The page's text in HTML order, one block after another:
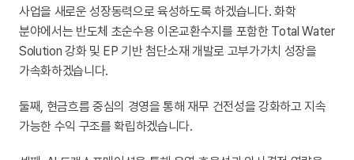
사업을 새로운 성장동력으로 육성하도록 하겠습니다. 화학
분야에서는 반도체 초순수용 이온교환수지를 포함한 Total Water
Solution 강화 및 EP 기반 첨단소재 개발로 고부가가치 성장을
가속화하겠습니다.
둘째, 현금흐름 중심의 경영을 통해 재무 건전성을 강화하고 지속
가능한 수익 구조를 확립하겠습니다.